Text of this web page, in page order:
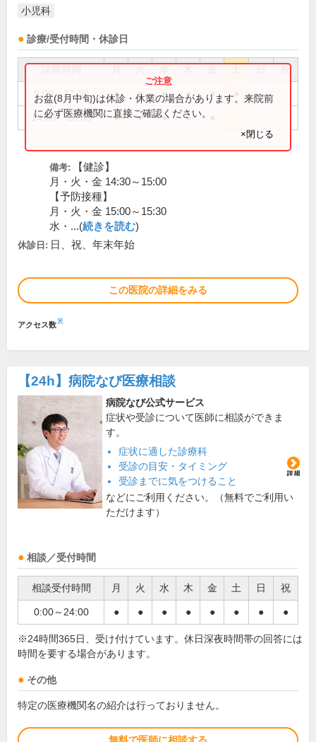
小児科
診療/受付時間・休診日
祝
9:00～12:30 ● ● ● ● ●
14:30～18:00 ● ● ● ●
お盆(8月中旬)は休診・休業の場合があります。来院前
に必ず医療機関に直接ご確認ください。
×閉じる
備考:
【健診】
月・火・金 14:30～15:00
【予防接種】
月・火・金 15:00～15:30
水・...(続きを読む)
休診日: 日、祝、年末年始
この医院の詳細をみる
アクセス数※
【24h】 病院なび医療相談
病院なび公式サービス
症状や受診について医師に相談ができま
す。
症状に適した診療科
受診の目安・タイミング
受診までに気をつけること
などにご利用ください。（無料でご利用い
ただけます）
相談／受付時間
相談受付時間 月 火 水 木 金 土 日 祝
0:00～24:00 ● ● ● ● ● ● ● ●
※24時間365日、受け付けています。休日深夜時間帯の回答には
時間を要する場合があります。
その他
特定の医療機関名の紹介は行っておりません。